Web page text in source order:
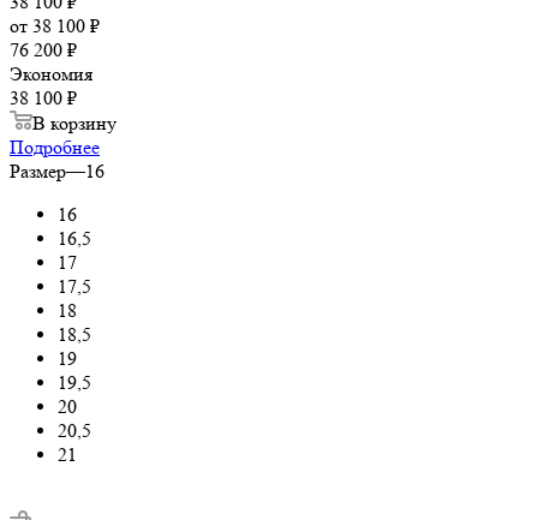
от 38 100 ₽
76 200 ₽
Экономия
38 100 ₽
В корзину
Подробнее
Размер—16
16
16,5
17
17,5
18
18,5
19
19,5
20
20,5
21